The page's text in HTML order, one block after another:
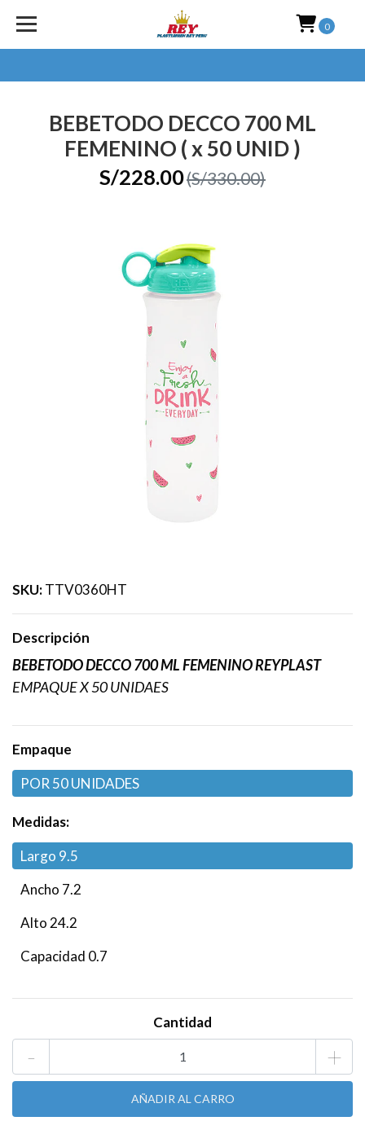
0
BEBETODO DECCO 700 ML
FEMENINO ( x 50 UNID )
S/228.00(S/330.00)
SKU:TTV0360HT
Descripción
BEBETODO DECCO 700 ML FEMENINO REYPLAST
EMPAQUE X 50 UNIDAES
Empaque
POR 50 UNIDADES
Medidas:
Largo 9.5
Ancho 7.2
Alto 24.2
Capacidad 0.7
Cantidad
- +